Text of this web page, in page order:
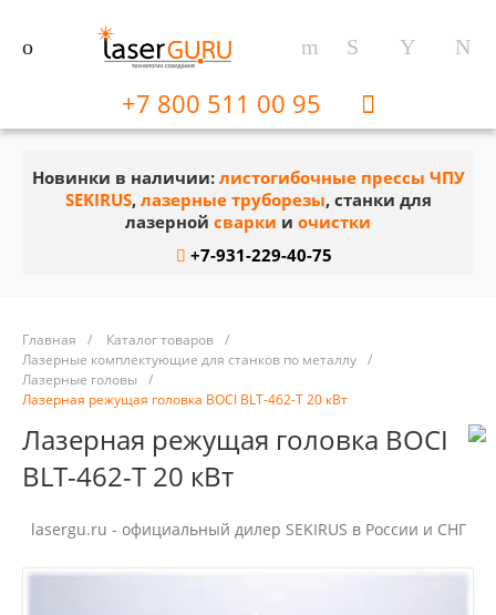
+7 800 511 00 95
Новинки в наличии: листогибочные прессы ЧПУ
SEKIRUS, лазерные труборезы, станки для
лазерной сварки и очистки
+7-931-229-40-75
Главная / Каталог товаров /
Лазерные комплектующие для станков по металлу /
Лазерные головы
/
Лазерная режущая головка BOCI BLT-462-T 20 кВт
Лазерная режущая головка BOCI
BLT-462-T 20 кВт
lasergu.ru - официальный дилер SEKIRUS в России и СНГ